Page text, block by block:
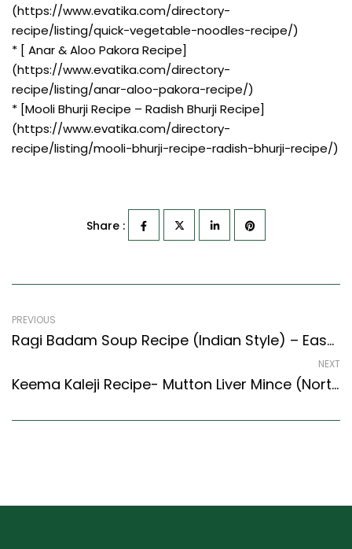
(https://www.evatika.com/directory-
recipe/listing/quick-vegetable-noodles-recipe/)
* [ Anar & Aloo Pakora Recipe]
(https://www.evatika.com/directory-
recipe/listing/anar-aloo-pakora-recipe/)
* [Mooli Bhurji Recipe – Radish Bhurji Recipe]
(https://www.evatika.com/directory-
recipe/listing/mooli-bhurji-recipe-radish-bhurji-recipe/)
Share :
PREVIOUS
Ragi Badam Soup Recipe (Indian Style) – Easy & Delicious Recipe
NEXT
Keema Kaleji Recipe- Mutton Liver Mince (North Indian Recipes Style)